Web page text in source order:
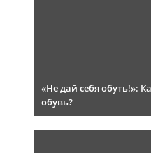
«Не дай себя обуть!»:
обувь?